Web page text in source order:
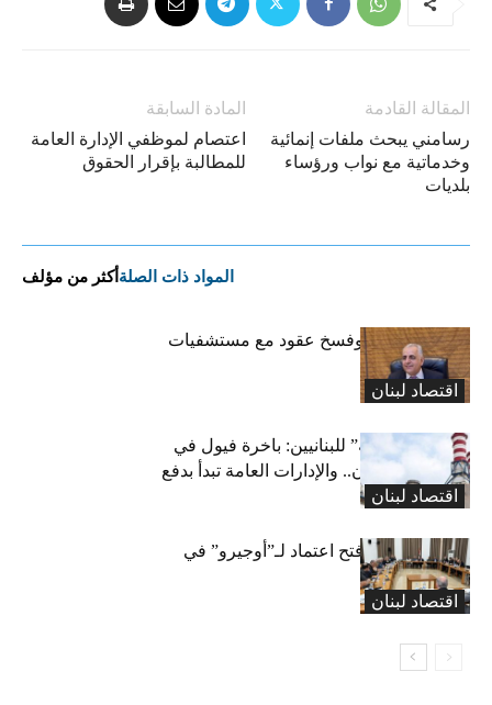
المادة السابقة
اعتصام لموظفي الإدارة العامة
للمطالبة بإقرار الحقوق
المقالة القادمة
رسامني يبحث ملفات إنمائية
وخدماتية مع نواب ورؤساء
بلديات
المواد ذات الصلة أكثر من مؤلف
اقتصاد لبنان
كركي: إنذارات وفسخ عقود مع مستشفيات
مخالفة
اقتصاد لبنان
بشرى “كهربائية” للبنانيين: باخرة فيول في
طريقها إلى لبنان.. والإدارات العامة تبدأ بدفع
متوجباتها
اقتصاد لبنان
لجنة المال تقرّ فتح اعتماد لـ”أوجيرو” في
موازنة 2026